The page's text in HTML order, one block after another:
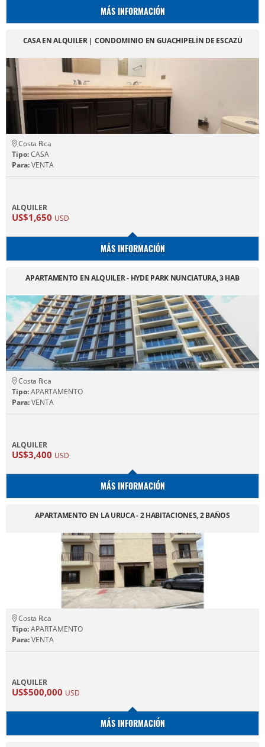
MÁS INFORMACIÓN
CASA EN ALQUILER | CONDOMINIO EN GUACHIPELÍN DE ESCAZÚ
Costa Rica
Tipo:CASA
Para:VENTA
ALQUILER
US$1,650 USD
MÁS INFORMACIÓN
APARTAMENTO EN ALQUILER - HYDE PARK NUNCIATURA, 3 HAB
Costa Rica
Tipo:APARTAMENTO
Para:VENTA
ALQUILER
US$3,400 USD
MÁS INFORMACIÓN
APARTAMENTO EN LA URUCA - 2 HABITACIONES, 2 BAÑOS
Costa Rica
Tipo:APARTAMENTO
Para:VENTA
ALQUILER
US$500,000 USD
MÁS INFORMACIÓN